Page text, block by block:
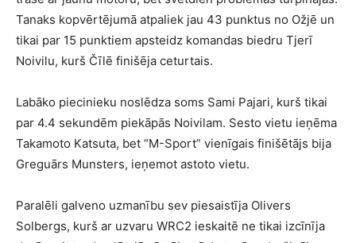
Tanaks kopvērtējumā atpaliek jau 43 punktus no Ožjē un
tikai par 15 punktiem apsteidz komandas biedru Tjerī
Noivilu, kurš Čīlē finišēja ceturtais.
Labāko piecinieku noslēdza soms Sami Pajari, kurš tikai
par 4.4 sekundēm piekāpās Noivilam. Sesto vietu ieņēma
Takamoto Katsuta, bet “M-Sport” vienīgais finišētājs bija
Greguārs Munsters, ieņemot astoto vietu.
Paralēli galveno uzmanību sev piesaistīja Olivers
Solbergs, kurš ar uzvaru WRC2 ieskaitē ne tikai izcīnīja